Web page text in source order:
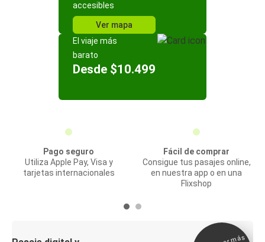
accesibles
Ver mapa
El viaje más
barato
Desde $10.499
Pago seguro
Utiliza Apple Pay, Visa y
tarjetas internacionales
Fácil de comprar
Consigue tus pasajes online,
en nuestra app o en una
Flixshop